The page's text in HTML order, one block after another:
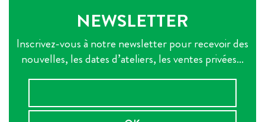
NEWSLETTER
Inscrivez-vous à notre newsletter pour recevoir des
nouvelles, les dates d’ateliers, les ventes privées...